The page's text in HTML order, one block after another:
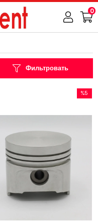
0
Фильтровать
%5